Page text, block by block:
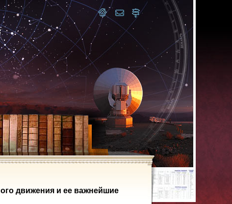
движения и ее важнейшие